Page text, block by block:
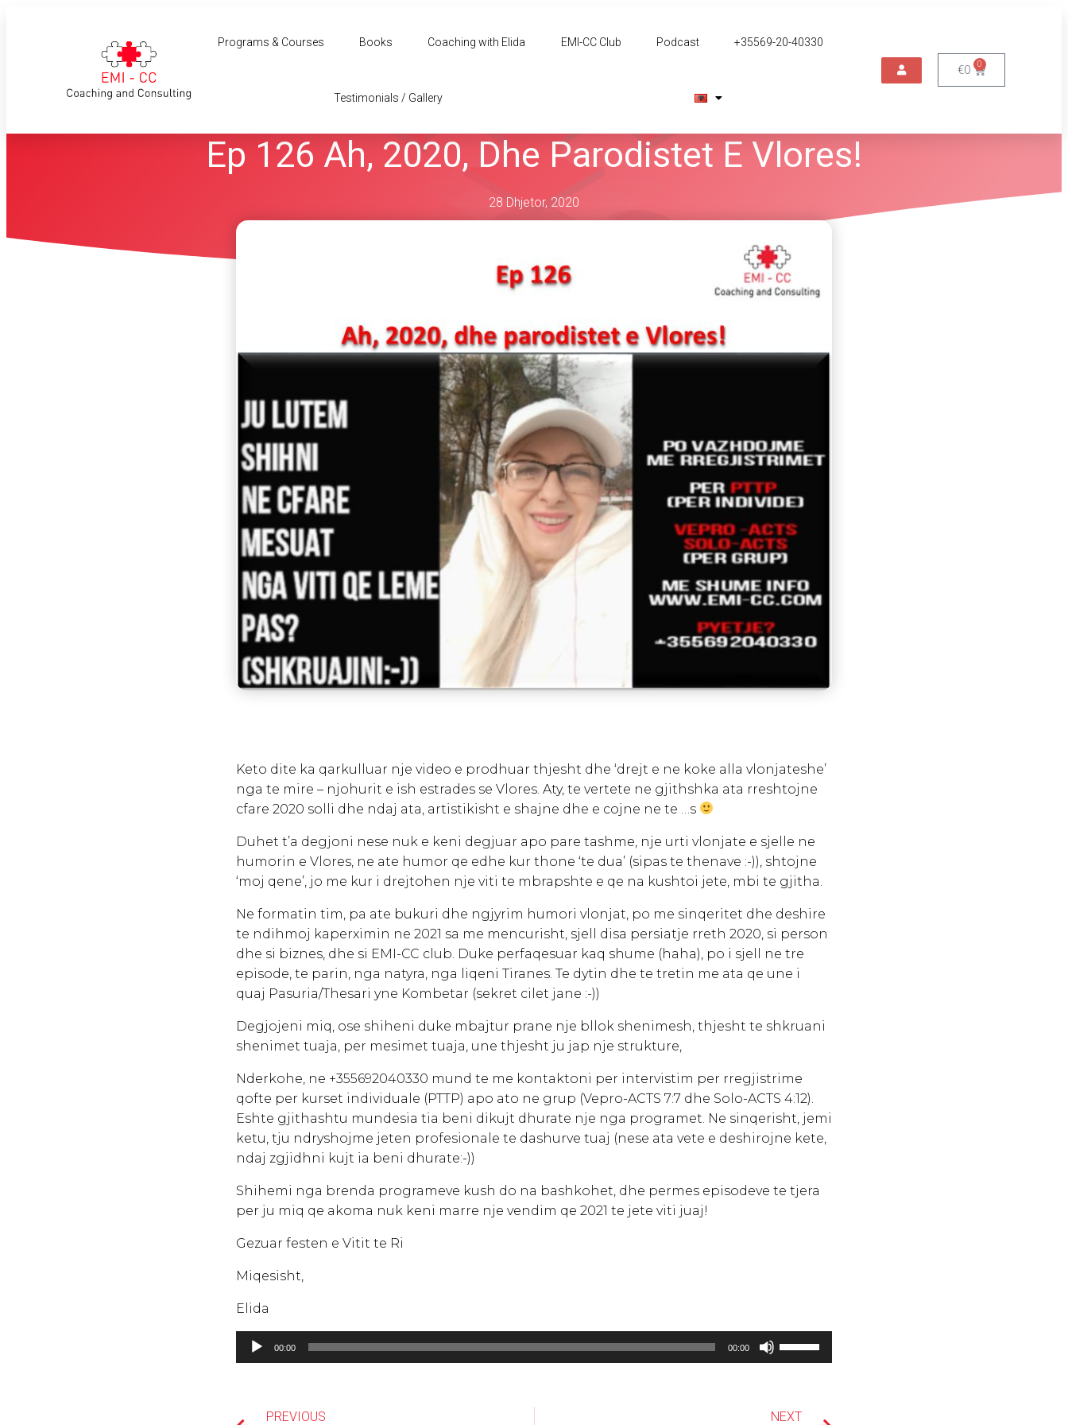
Programs & Courses Books Coaching with Elida EMI-CC Club Podcast +35569-20-40330
Testimonials / Gallery
€0 0
Ep 126 Ah, 2020, Dhe Parodistet E Vlores!
28 Dhjetor, 2020
Keto dite ka qarkulluar nje video e prodhuar thjesht dhe ‘drejt e ne koke alla vlonjateshe’
nga te mire – njohurit e ish estrades se Vlores. Aty, te vertete ne gjithshka ata rreshtojne
cfare 2020 solli dhe ndaj ata, artistikisht e shajne dhe e cojne ne te …s
Duhet t’a degjoni nese nuk e keni degjuar apo pare tashme, nje urti vlonjate e sjelle ne
humorin e Vlores, ne ate humor qe edhe kur thone ‘te dua’ (sipas te thenave :-)), shtojne
‘moj qene’, jo me kur i drejtohen nje viti te mbrapshte e qe na kushtoi jete, mbi te gjitha.
Ne formatin tim, pa ate bukuri dhe ngjyrim humori vlonjat, po me sinqeritet dhe deshire
te ndihmoj kaperximin ne 2021 sa me mencurisht, sjell disa persiatje rreth 2020, si person
dhe si biznes, dhe si EMI-CC club. Duke perfaqesuar kaq shume (haha), po i sjell ne tre
episode, te parin, nga natyra, nga liqeni Tiranes. Te dytin dhe te tretin me ata qe une i
quaj Pasuria/Thesari yne Kombetar (sekret cilet jane :-))
Degjojeni miq, ose shiheni duke mbajtur prane nje bllok shenimesh, thjesht te shkruani
shenimet tuaja, per mesimet tuaja, une thjesht ju jap nje strukture,
Nderkohe, ne +355692040330 mund te me kontaktoni per intervistim per rregjistrime
qofte per kurset individuale (PTTP) apo ato ne grup (Vepro-ACTS 7:7 dhe Solo-ACTS 4:12).
Eshte gjithashtu mundesia tia beni dikujt dhurate nje nga programet. Ne sinqerisht, jemi
ketu, tju ndryshojme jeten profesionale te dashurve tuaj (nese ata vete e deshirojne kete,
ndaj zgjidhni kujt ia beni dhurate:-))
Shihemi nga brenda programeve kush do na bashkohet, dhe permes episodeve te tjera
per ju miq qe akoma nuk keni marre nje vendim qe 2021 te jete viti juaj!
Gezuar festen e Vitit te Ri
Miqesisht,
Elida
Lojtës
Audiosh
00:00 00:00
tastet
që
PREVIOUS NEXT